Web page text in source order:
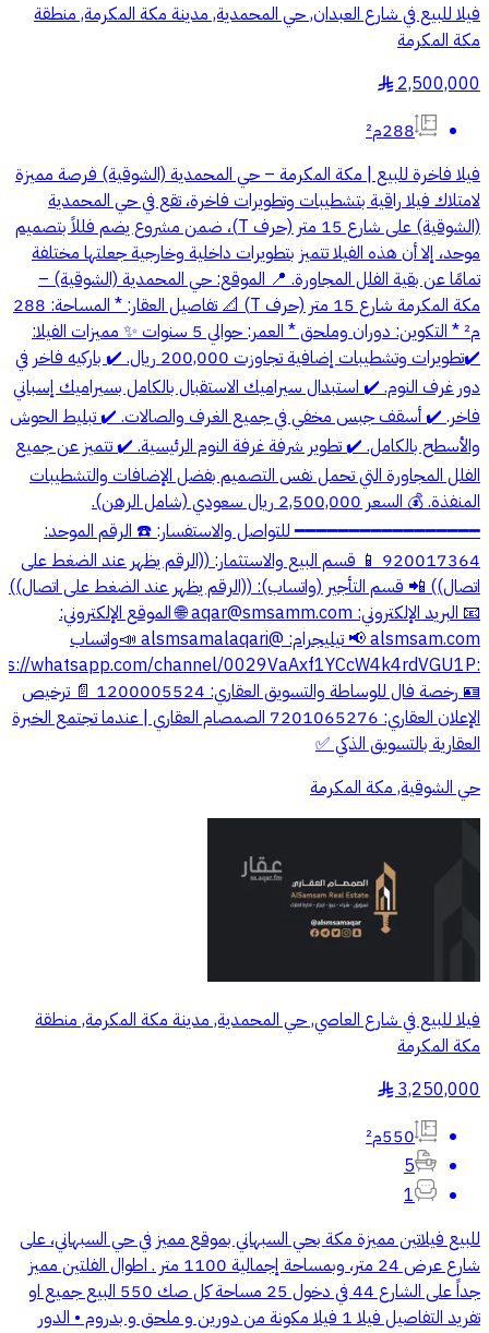
فيلا للبيع في شارع العبدان, حي المحمدية, مدينة مكة المكرمة, منطقة
مكة المكرمة
2,500,000
§
288م²
فيلا فاخرة للبيع | مكة المكرمة – حي المحمدية (الشوقية) فرصة مميزة
لامتلاك فيلا راقية بتشطيبات وتطويرات فاخرة، تقع في حي المحمدية
(الشوقية) على شارع 15 متر (حرف T)، ضمن مشروع يضم فللاً بتصميم
موحد، إلا أن هذه الفيلا تتميز بتطويرات داخلية وخارجية جعلتها مختلفة
تمامًا عن بقية الفلل المجاورة. 📍 الموقع: حي المحمدية (الشوقية) –
مكة المكرمة شارع 15 متر (حرف T) 📐 تفاصيل العقار: * المساحة: 288
م² * التكوين: دوران وملحق * العمر: حوالي 5 سنوات ✨ مميزات الفيلا:
✔️تطويرات وتشطيبات إضافية تجاوزت 200,000 ريال. ✔️ باركيه فاخر في
دور غرف النوم. ✔️ استبدال سيراميك الاستقبال بالكامل بسيراميك إسباني
فاخر. ✔️ أسقف جبس مخفي في جميع الغرف والصالات. ✔️ تبليط الحوش
والأسطح بالكامل. ✔️ تطوير شرفة غرفة النوم الرئيسية. ✔️ تتميز عن جميع
الفلل المجاورة التي تحمل نفس التصميم بفضل الإضافات والتشطيبات
المنفذة. 💰 السعر 2,500,000 ريال سعودي (شامل الرهن).
━━━━━━━━━━━━━━━━━ للتواصل والاستفسار: ☎️ الرقم الموحد:
920017364 📱 قسم البيع والاستثمار: ((الرقم يظهر عند الضغط على
اتصال)) 📲 قسم التأجير (واتساب): ((الرقم يظهر عند الضغط على اتصال))
📧 البريد الإلكتروني:aqar@smsamm.com🌐 الموقع الإلكتروني:
alsmsam.com 📢 تيليجرام: @alsmsamalaqari 📣واتساب
whatsapp.com/channel/0029VaAxf1YCcW4k4rdVGU1P
🪪 رخصة فال للوساطة والتسويق العقاري: 1200005524 📄 ترخيص
الإعلان العقاري: 7201065276 الصمصام العقاري | عندما تجتمع الخبرة
العقارية بالتسويق الذكي ✅
حي الشوقية, مكة المكرمة
فيلا للبيع في شارع العاصي, حي المحمدية, مدينة مكة المكرمة, منطقة
مكة المكرمة
3,250,000
§
550م²
5
1
للبيع فيلاتين مميزة مكة بحي السبهاني بموقع مميز في حي السبهاني، على
شارع عرض 24 متر، وبمساحة إجمالية 1100 متر . اطوال الفلتين مميز
جداً على الشارع 44 في دخول 25 مساحة كل صك 550 البيع جميع او
تفريد التفاصيل فيلا 1 فيلا مكونة من دورين و ملحق و بدروم • الدور